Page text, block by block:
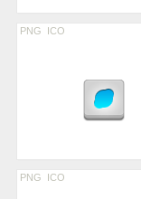
PNG ICO
PNG ICO